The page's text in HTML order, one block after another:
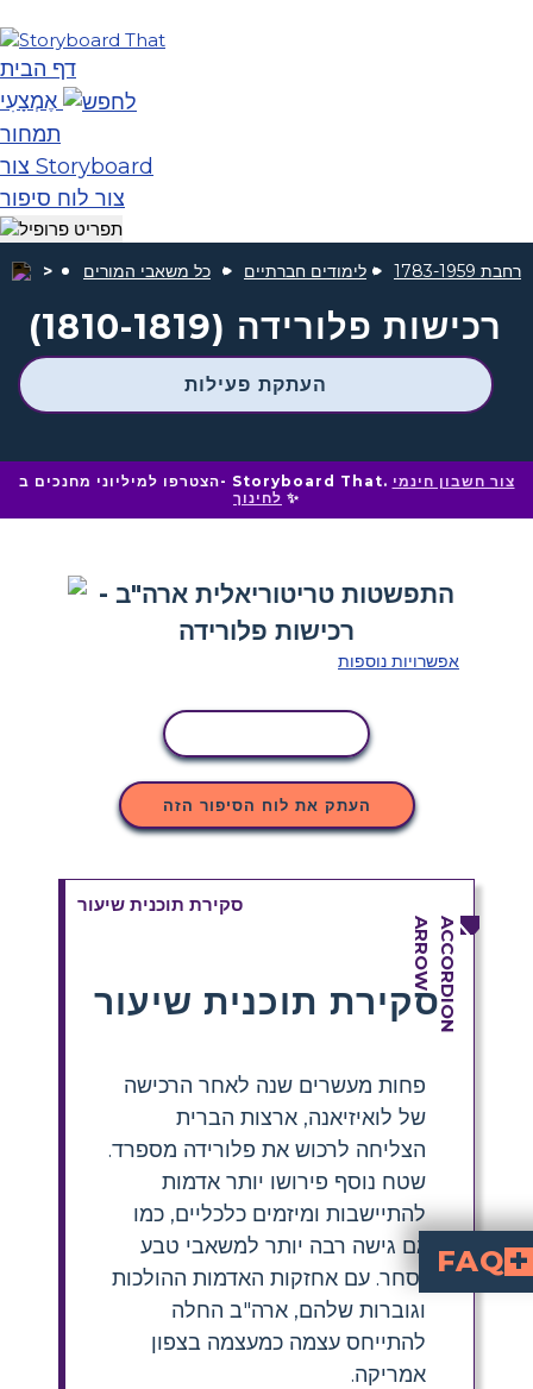
דף הבית
אֶמְצָעִי
תמחור
צור Storyboard
צור לוח סיפור
כל משאבי המורים לימודים חברתיים 1959
רכישות פלורידה (1810-1819)
העתקת פעילות
הצטרפו למיליוני מחנכים ב- Storyboard That. צור חשבון חינמי
לחינוך ✨
אפשרויות נוספות
העתק את לוח הסיפור הזה
סקירת תוכנית שיעור
סקירת תוכנית שיעור
פחות מעשרים שנה לאחר הרכישה
של לואיזיאנה, ארצות הברית
הצליחה לרכוש את פלורידה מספרד.
שטח נוסף פירושו יותר אדמות
להתיישבות ומיזמים כלכליים, כמו
גם גישה רבה יותר למשאבי טבע
וסחר. עם אחזקות האדמות ההולכות
וגוברות שלהם, ארה"ב החלה
להתייחס עצמה כמעצמה בצפון
אמריקה.
FAQ